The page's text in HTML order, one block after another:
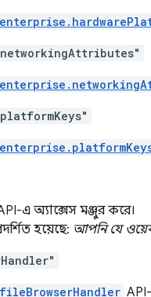
এ অ্যাক্সেস মঞ্জুর করে।
হয়েছে: আপনি যে